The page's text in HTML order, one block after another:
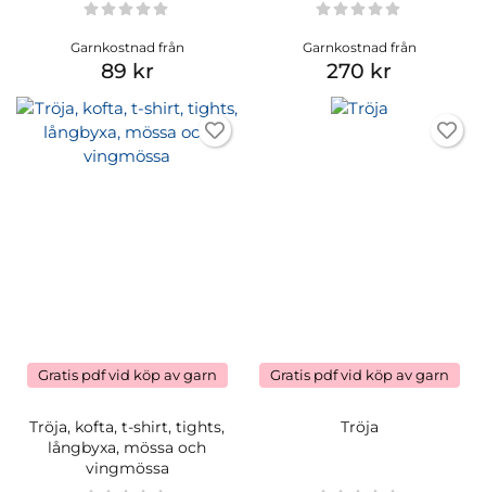
Garnkostnad från
89 kr
Garnkostnad från
270 kr
Gratis pdf vid köp av garn
Tröja, kofta, t-shirt, tights,
långbyxa, mössa och
vingmössa
Gratis pdf vid köp av garn
Tröja